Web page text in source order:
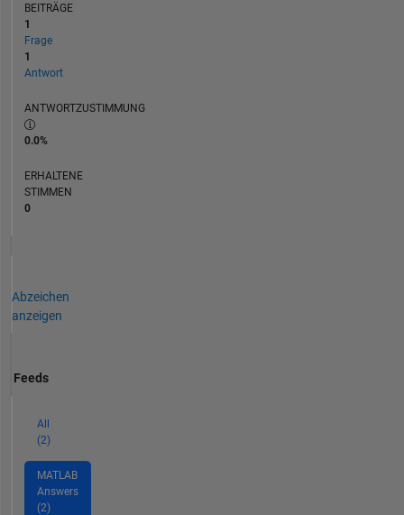
BEITRÄGE
1
Frage
1
Antwort
ANTWORTZUSTIMMUNG
0.0%
ERHALTENE
STIMMEN
0
Abzeichen
anzeigen
Feeds
All
(2)
MATLAB
Answers
(2)